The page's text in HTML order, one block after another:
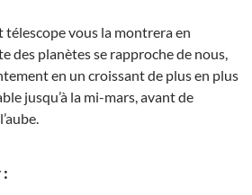
vous la montrera en
des planètes se rapproche de nous,
en un croissant de plus en plus
jusqu’à la mi-mars, avant de